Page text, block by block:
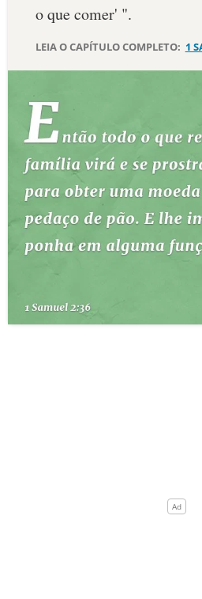
DEVOCIONAL DIÁRIO
ESTUDOS BÍBLICOS
ESBOÇOS DE PREGAÇÃO
PERGUNTE À BÍBLIA IA
QUEM SOMOS
o que comer' ".
LEIA O CAPÍTULO COMPLETO: 1